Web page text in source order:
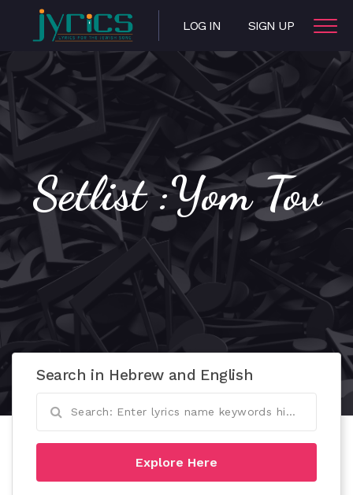
LOG IN SIGN UP
Setlist :Yom Tov
Search in Hebrew and English
Explore Here